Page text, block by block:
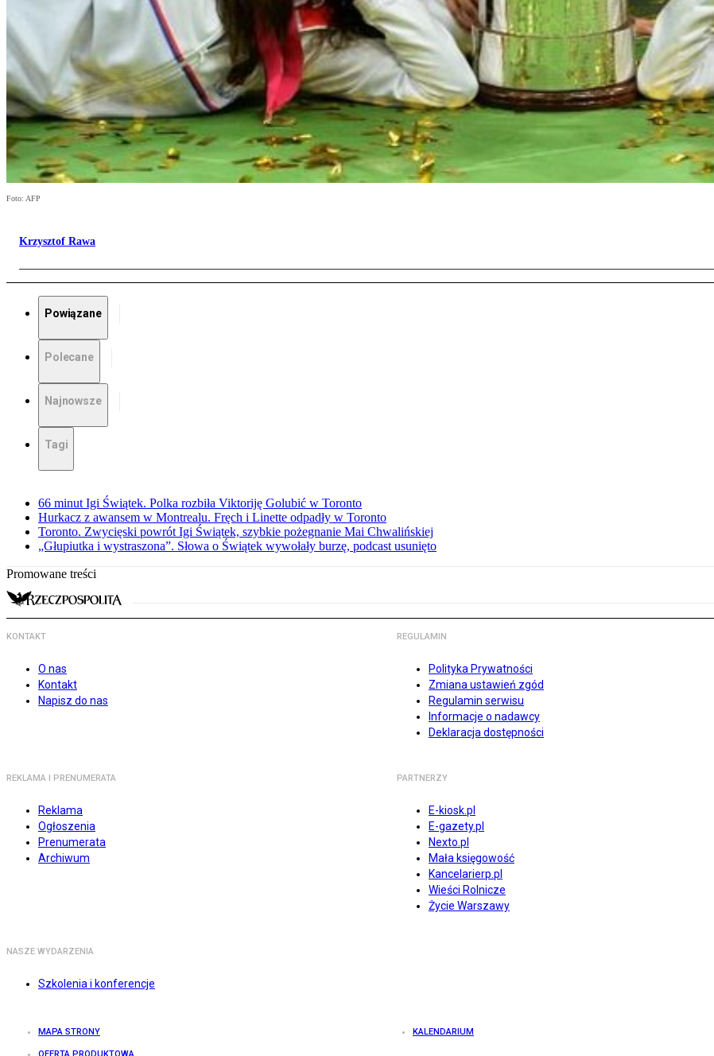
Foto: AFP
Krzysztof Rawa
Powiązane
Polecane
Najnowsze
Tagi
66 minut Igi Świątek. Polka rozbiła Viktoriję Golubić w Toronto
Hurkacz z awansem w Montrealu. Fręch i Linette odpadły w Toronto
Toronto. Zwycięski powrót Igi Świątek, szybkie pożegnanie Mai Chwalińskiej
„Głupiutka i wystraszona”. Słowa o Świątek wywołały burzę, podcast usunięto
Promowane treści
KONTAKT
O nas
Kontakt
Napisz do nas
REGULAMIN
Polityka Prywatności
Zmiana ustawień zgód
Regulamin serwisu
Informacje o nadawcy
Deklaracja dostępności
REKLAMA I PRENUMERATA
Reklama
Ogłoszenia
Prenumerata
Archiwum
PARTNERZY
E-kiosk.pl
E-gazety.pl
Nexto.pl
Mała księgowość
Kancelarierp.pl
Wieści Rolnicze
Życie Warszawy
NASZE WYDARZENIA
Szkolenia i konferencje
MAPA STRONY KALENDARIUM